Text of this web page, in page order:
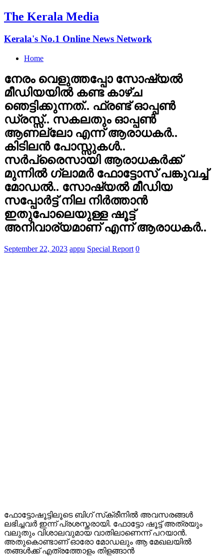
The Kerala Media
Kerala's No.1 Online News Network
Home
നേരം വെളുത്തപ്പോ സോഷ്യല്‍
മീഡിയയില്‍ കണ്ട കാഴ്ച
ഞെട്ടിക്കുന്നത്.. ഫ്രണ്ട് ഓപ്പണ്‍
ഡ്രസ്സ്‌.. സകലതും ഓപ്പണ്‍
ആണല്ലോ എന്ന് ആരാധകര്‍..
കിടിലന്‍ പോസ്സുകള്‍..
സര്‍പ്രൈസായി ആരാധകര്‍ക്ക്
മുന്നില്‍ ഗ്ലാമര്‍ ഫോട്ടോസ് പങ്കുവച്ച്
മോഡല്‍.. സോഷ്യല്‍ മീഡിയ
സപ്പോര്‍ട്ട് നില നിര്‍ത്താന്‍
ഇതുപോലെയുള്ള ഷൂട്ട്‌
അനിവാര്യമാണ് എന്ന് ആരാധകര്‍..
September 22, 2023 appu Special Report 0
ഫോട്ടോഷൂട്ടിലൂടെ ബിഗ് സ്‌ക്രീനിൽ അവസരങ്ങൾ
ലഭിച്ചവർ ഇന്ന് പ്രശസ്തരായി. ഫോട്ടോ ഷൂട്ട് അത്രയും
വലുതും വിശാലവുമായ വാതിലാണെന്ന് പറയാൻ.
അതുകൊണ്ടാണ് ഓരോ മോഡലും ആ മേഖലയിൽ
തങ്ങൾക്ക് എത്രത്തോളം തിളങ്ങാൻ